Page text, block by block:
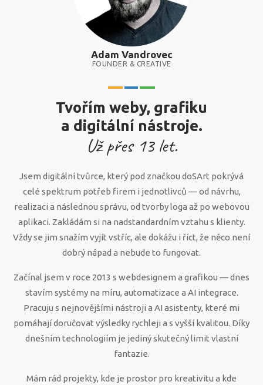
Adam Vandrovec
FOUNDER & CREATIVE
Tvořím weby, grafiku
a digitální nástroje.
Už přes 13let.
Jsem digitální tvůrce, který pod značkou doSArt pokrývá
celé spektrum potřeb firem i jednotlivců — od návrhu,
realizaci a následnou správu, od tvorby loga až po webovou
aplikaci. Zakládám si na nadstandardním vztahu s klienty.
Vždy se jim snažím vyjít vstříc, ale dokážu i říct, že něco není
dobrý nápad a nebude to fungovat.
Začínal jsem v roce 2013 s webdesignem a grafikou — dnes
stavím systémy na míru, automatizace a AI integrace.
Pracuju s nejnovějšími nástroji a AI asistenty, které mi
pomáhají doručovat výsledky rychleji a s vyšší kvalitou. Díky
dnešním technologiím je jediný skutečný limit vlastní
fantazie.
Mám rád projekty, kde je prostor pro kreativitu a kde